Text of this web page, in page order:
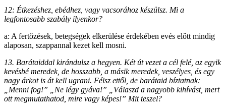
12: Étkezéshez, ebédhez, vagy vacsorához készülsz. Mi a
legfontosabb szabály ilyenkor?
a: A fertőzések, betegségek elkerülése érdekében evés előtt mindig
alaposan, szappannal kezet kell mosni.
13. Barátaiddal kirándulsz a hegyen. Két út vezet a cél felé, az egyik
kevésbé meredek, de hosszabb, a másik meredek, veszélyes, és egy
nagy árkot is át kell ugrani. Félsz ettől, de barátaid bíztatnak:
„Menni fog!” „Ne légy gyáva!” „Válaszd a nagyobb kihívást, mert
ott megmutathatod, mire vagy képes!” Mit teszel?